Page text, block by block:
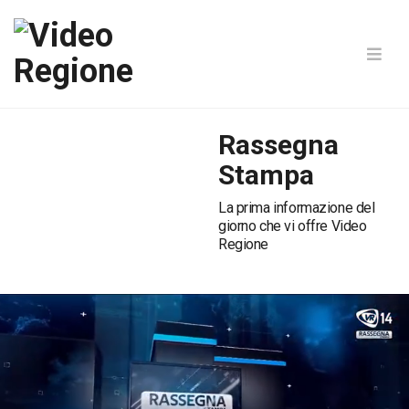
Rassegna
Stampa
La prima informazione del
giorno che vi offre Video
Regione